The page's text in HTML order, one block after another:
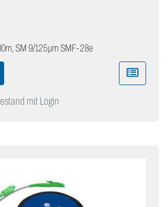
SM 9/125µm SMF-28e
mit Login